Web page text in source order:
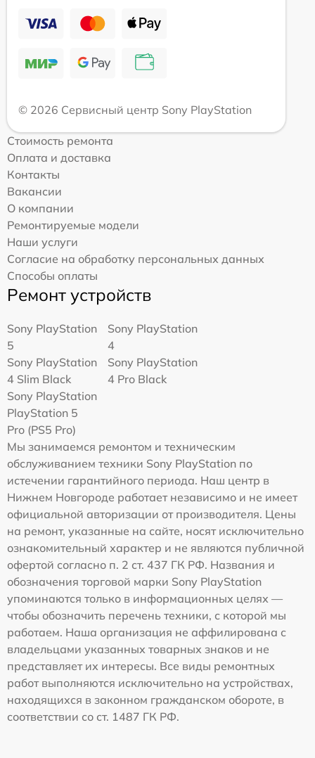
© 2026 Сервисный центр Sony PlayStation
Стоимость ремонта
Оплата и доставка
Контакты
Вакансии
О компании
Ремонтируемые модели
Наши услуги
Согласие на обработку персональных данных
Способы оплаты
Ремонт устройств
Sony PlayStation
5
Sony PlayStation
4
Sony PlayStation
4 Slim Black
Sony PlayStation
4 Pro Black
Sony PlayStation
PlayStation 5
Pro (PS5 Pro)
Мы занимаемся ремонтом и техническим
обслуживанием техники Sony PlayStation по
истечении гарантийного периода. Наш центр в
Нижнем Новгороде работает независимо и не имеет
официальной авторизации от производителя. Цены
на ремонт, указанные на сайте, носят исключительно
ознакомительный характер и не являются публичной
офертой согласно п. 2 ст. 437 ГК РФ. Названия и
обозначения торговой марки Sony PlayStation
упоминаются только в информационных целях —
чтобы обозначить перечень техники, с которой мы
работаем. Наша организация не аффилирована с
владельцами указанных товарных знаков и не
представляет их интересы. Все виды ремонтных
работ выполняются исключительно на устройствах,
находящихся в законном гражданском обороте, в
соответствии со ст. 1487 ГК РФ.